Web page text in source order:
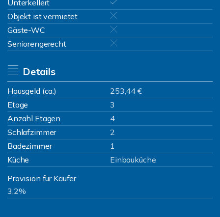
Unterkellert
Objekt ist vermietet
Gäste-WC
Seniorengerecht
Details
Hausgeld (ca.)
253,44 €
Etage
3
Anzahl Etagen
4
Schlafzimmer
2
Badezimmer
1
Küche
Einbauküche
Provision für Käufer
3,2%